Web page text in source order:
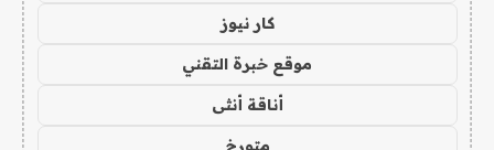
كار نيوز
موقع خبرة التقني
أناقة أنثى
متورخ